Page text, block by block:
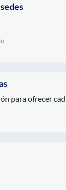
para ofrecer